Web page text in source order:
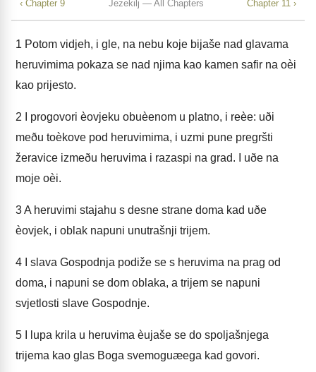
‹ Chapter 9 Jezekilj — All Chapters Chapter 11 ›
1 Potom vidjeh, i gle, na nebu koje bijaše nad glavama
heruvimima pokaza se nad njima kao kamen safir na oèi
kao prijesto.
2 I progovori èovjeku obuèenom u platno, i reèe: uði
meðu toèkove pod heruvimima, i uzmi pune pregršti
žeravice izmeðu heruvima i razaspi na grad. I uðe na
moje oèi.
3A heruvimi stajahu s desne strane doma kad uðe
èovjek, i oblak napuni unutrašnji trijem.
4 I slava Gospodnja podiže se s heruvima na prag od
doma, i napuni se dom oblaka, a trijem se napuni
svjetlosti slave Gospodnje.
5 I lupa krila u heruvima èujaše se do spoljašnjega
trijema kao glas Boga svemoguæega kad govori.